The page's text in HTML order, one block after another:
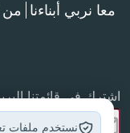
معا نربي أبناءنا من
اشترك في قائمتنا
نستخدم ملفات